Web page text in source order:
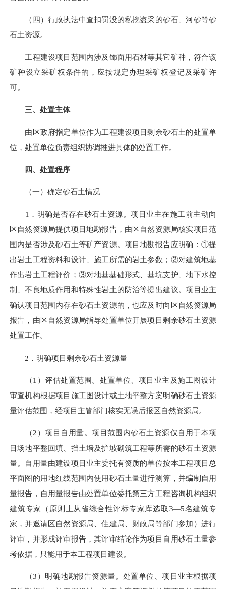
（四）行政执法中查扣罚没的私挖盗采的砂石、河砂等砂
石土资源。
工程建设项目范围内涉及饰面用石材等其它矿种，符合该
矿种设立采矿权条件的，应按规定办理采矿权登记及采矿许
可。
三、处置主体
由区政府指定单位作为工程建设项目剩余砂石土的处置单
位，处置单位负责组织协调推进具体的处置工作。
四、处置程序
（一）确定砂石土情况
1．明确是否存在砂石土资源。项目业主在施工前主动向
区自然资源局提供项目地勘报告，由区自然资源局核实项目范
围内是否涉及砂石土等矿产资源。项目地勘报告应明确：①提
出岩土工程资料和设计、施工所需的岩土参数；②对建筑地基
作出岩土工程评价；③对地基基础形式、基坑支护、地下水控
制、不良地质作用和特殊性岩土的防治等提出建议。项目业主
确认项目范围内存在砂石土资源的，也应及时向区自然资源局
报告，由区自然资源局指导处置单位开展项目剩余砂石土资源
处置工作。
2．明确项目剩余砂石土资源量
（1）评估处置范围。处置单位、项目业主及施工图设计
审查机构根据项目施工图设计或土地平整方案明确砂石土资源
量评估范围，经项目主管部门核实无误后报区自然资源局。
（2）项目自用量。项目范围内砂石土资源仅自用于本项
目场地平整回填、挡土墙及护坡砌筑工程等所需的砂石土资源
量。自用量由建设项目业主委托有资质的单位按本工程项目总
平面图的用地红线范围内使用砂石土量进行测算，并编制自用
量报告，自用量报告由处置单位委托第三方工程咨询机构组织
建筑专家（原则上从省综合性评标专家库选取3—5名建筑专
家，并邀请区自然资源局、住建局、财政局等部门参加）进行
评审，并形成评审报告，其评审结论作为项目自用砂石土量参
考依据，只能用于本工程项目建设。
（3）明确地勘报告资源量。处置单位、项目业主根据项